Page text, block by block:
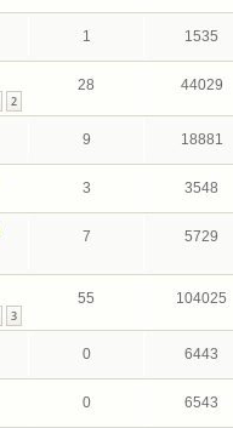
1 1535
2
28 44029
9 18881
3 3548
7 5729
3
55 104025
0 6443
0 6543